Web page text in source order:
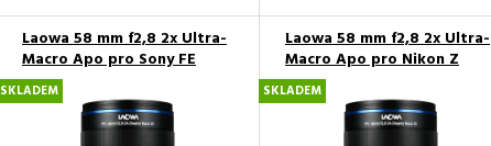
Laowa 58 mm f2,8 2x Ultra-
Macro Apo pro Sony FE
SKLADEM
Laowa 58 mm f2,8 2x Ultra-
Macro Apo pro Nikon Z
SKLADEM